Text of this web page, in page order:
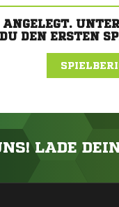
DU DEN ERSTEN
LADE